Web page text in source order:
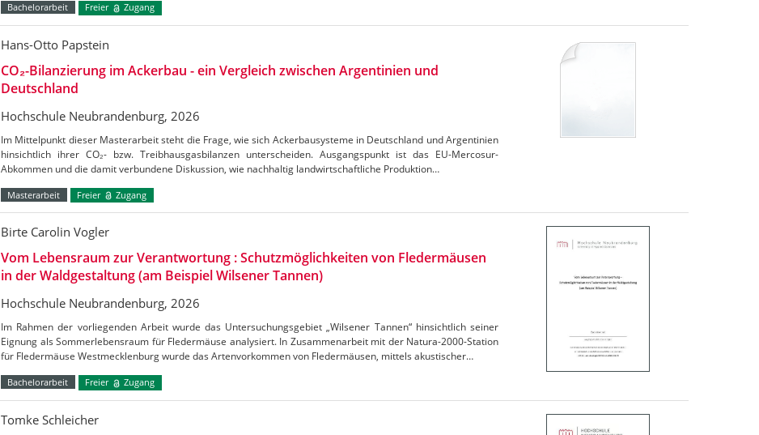
Bachelorarbeit Freier Zugang
Hans-Otto Papstein
CO₂-Bilanzierung im Ackerbau - ein Vergleich zwischen Argentinien und
Deutschland
Hochschule Neubrandenburg, 2026
Im Mittelpunkt dieser Masterarbeit steht die Frage, wie sich Ackerbausysteme in Deutschland und Argentinien
hinsichtlich ihrer CO₂- bzw. Treibhausgasbilanzen unterscheiden. Ausgangspunkt ist das EU-Mercosur-
Abkommen und die damit verbundene Diskussion, wie nachhaltig landwirtschaftliche Produktion…
Masterarbeit Freier Zugang
Birte Carolin Vogler
Vom Lebensraum zur Verantwortung : Schutzmöglichkeiten von Fledermäusen
in der Waldgestaltung (am Beispiel Wilsener Tannen)
Hochschule Neubrandenburg, 2026
Im Rahmen der vorliegenden Arbeit wurde das Untersuchungsgebiet „Wilsener Tannen“ hinsichtlich seiner
Eignung als Sommerlebensraum für Fledermäuse analysiert. In Zusammenarbeit mit der Natura-2000-Station
für Fledermäuse Westmecklenburg wurde das Artenvorkommen von Fledermäusen, mittels akustischer…
Bachelorarbeit Freier Zugang
Tomke Schleicher